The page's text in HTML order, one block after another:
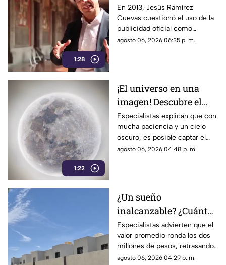
1:28
por publicidad oficial a
ser señalado por
estrategia de control
informativo
En 2013, Jesús Ramírez
Cuevas cuestionó el uso de la
publicidad oficial como
herramienta para presionar a
relacionadas con la difusión de
la información.
agosto 06, 2026 06:35 p. m.
1:22
¡El universo en una
imagen! Descubre el
fascinante mundo de la
astrofotografía en La
Laguna
Especialistas explican que con
mucha paciencia y un cielo
oscuro, es posible captar el
aparente movimiento de las
agosto 06, 2026 04:48 p. m.
¿Un sueño
inalcanzable? ¿Cuánto
cuesta comprar una
casa en La Laguna?
Especialistas advierten que el
valor promedio ronda los dos
millones de pesos, retrasando
considerablemente la edad en
agosto 06, 2026 04:29 p. m.